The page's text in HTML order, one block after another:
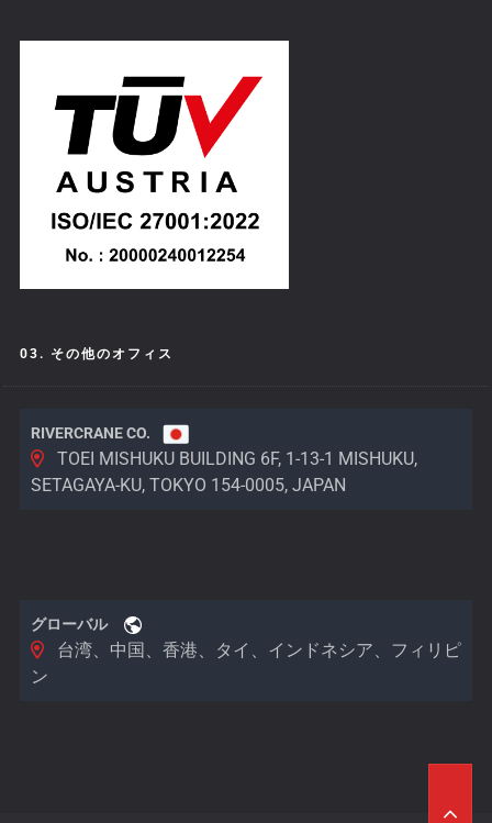
03. その他のオフィス
RIVERCRANE CO.
TOEI MISHUKU BUILDING 6F, 1-13-1 MISHUKU,
SETAGAYA-KU, TOKYO 154-0005, JAPAN
グローバル
台湾、中国、香港、タイ、インドネシア、フィリピ
ン